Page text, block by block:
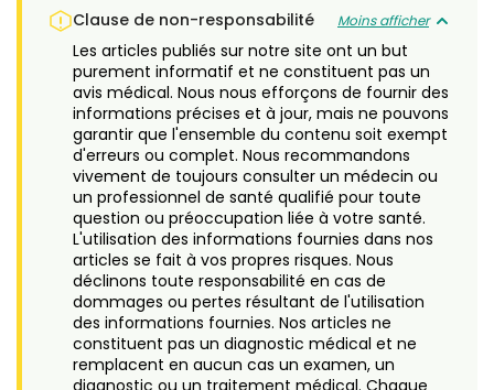
Clause de non-responsabilité Moins afficher
Les articles publiés sur notre site ont un but
purement informatif et ne constituent pas un
avis médical. Nous nous efforçons de fournir des
informations précises et à jour, mais ne pouvons
garantir que l'ensemble du contenu soit exempt
d'erreurs ou complet. Nous recommandons
vivement de toujours consulter un médecin ou
un professionnel de santé qualifié pour toute
question ou préoccupation liée à votre santé.
L'utilisation des informations fournies dans nos
articles se fait à vos propres risques. Nous
déclinons toute responsabilité en cas de
dommages ou pertes résultant de l'utilisation
des informations fournies. Nos articles ne
constituent pas un diagnostic médical et ne
remplacent en aucun cas un examen, un
diagnostic ou un traitement médical. Chaque